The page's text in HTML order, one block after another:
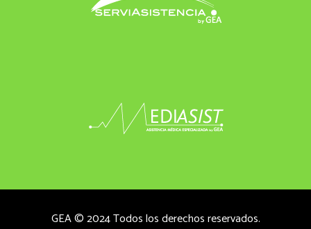
GEA © 2024 Todos los derechos reservados.